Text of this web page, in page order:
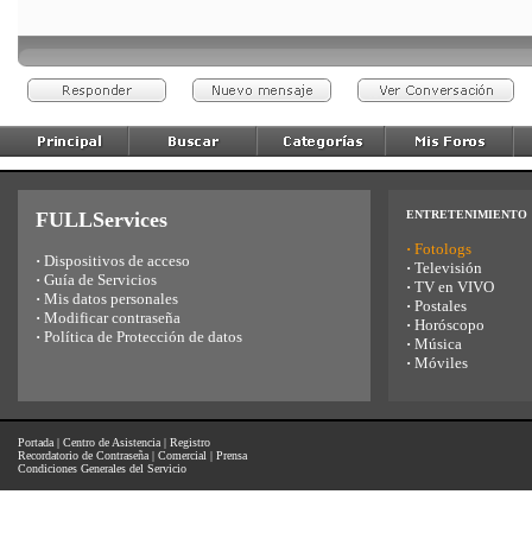
FULLServices
· Dispositivos de acceso
· Guía de Servicios
· Mis datos personales
· Modificar contraseña
· Política de Protección de datos
ENTRETENIMIENTO
· Fotologs
· Televisión
· TV en VIVO
· Postales
· Horóscopo
· Música
· Móviles
Portada | Centro de Asistencia | Registro
Recordatorio de Contraseña | Comercial | Prensa
Condiciones Generales del Servicio